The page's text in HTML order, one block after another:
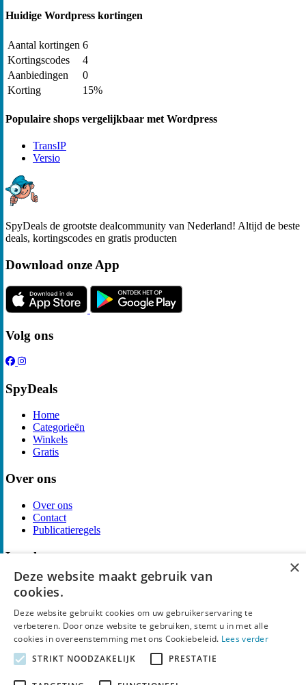
Huidige Wordpress kortingen
Aantal kortingen 6
Kortingscodes
4
Aanbiedingen
0
Korting
15%
Populaire shops vergelijkbaar met Wordpress
TransIP
Versio
SpyDeals de grootste dealcommunity van Nederland! Altijd de beste
deals, kortingscodes en gratis producten
Download onze App
Volg ons
SpyDeals
Home
Categorieën
Winkels
Gratis
Over ons
Over ons
Contact
Publicatieregels
Legal
Privacy
Cookieverklaring
Algemene Voorwaarden
Disclaimer
Notice and Takedown
Copyright ©SpyDeals 2026. Alle rechten voorbehouden.
×
Deze website maakt gebruik van
cookies.
Deze website gebruikt cookies om uw gebruikerservaring te
verbeteren. Door onze website te gebruiken, stemt u in met alle
cookies in overeenstemming met ons Cookiebeleid. Lees verder
STRIKT NOODZAKELIJK
PRESTATIE